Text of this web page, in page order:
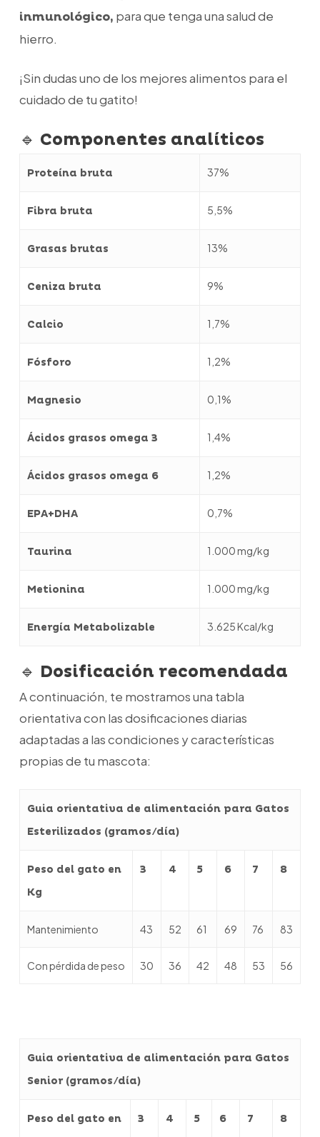
inmunológico, para que tenga una salud de
hierro.
¡Sin dudas uno de los mejores alimentos para el
cuidado de tu gatito!
🔹 Componentes analíticos
Proteína bruta 37%
Fibra bruta 5,5%
Grasas brutas 13%
Ceniza bruta 9%
Calcio 1,7%
Fósforo 1,2%
Magnesio 0,1%
Ácidos grasos omega 3 1,4%
Ácidos grasos omega 6 1,2%
EPA+DHA 0,7%
Taurina 1.000 mg/kg
Metionina 1.000 mg/kg
Energía Metabolizable 3.625 Kcal/kg
🔹 Dosificación recomendada
A continuación, te mostramos una tabla
orientativa con las dosificaciones diarias
adaptadas a las condiciones y características
propias de tu mascota:
Guia orientativa de alimentación para Gatos
Esterilizados (gramos/día)
Peso del gato en
Kg
3 4 5 6 7 8
Mantenimiento 43 52 61 69 76 83
Con pérdida de peso 30 36 42 48 53 56
Guia orientativa de alimentación para Gatos
Senior (gramos/día)
Peso del gato en
3 4 5 6 7 8